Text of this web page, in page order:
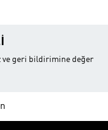
ve geri bildirimine değer